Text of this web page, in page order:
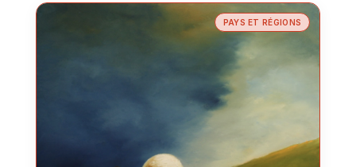
PAYS ET RÉGIONS